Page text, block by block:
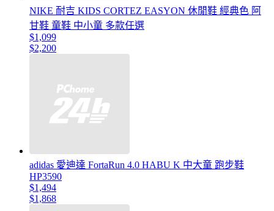
NIKE 耐吉 KIDS CORTEZ EASYON 休閒鞋 經典色 阿
甘鞋 童鞋 中小童 多款任選
$1,099
$2,200
adidas 愛迪達 FortaRun 4.0 HABU K 中大童 跑步鞋
HP3590
$1,494
$1,868